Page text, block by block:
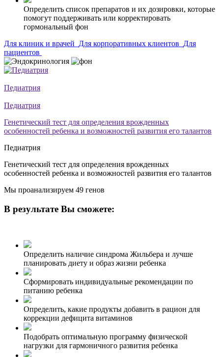
Определить список препаратов и их дозировки, которые
помогут поддерживать или корректировать
гормональный фон
Для клиник и врачей Для корпоративных клиентов Для
пациентов
Педиатрия
Педиатрия
Генетический тест для определения врожденных
особенностей ребенка и возможностей развития его талантов
Педиатрия
Генетический тест для определения врожденных
особенностей ребенка и возможностей развития его талантов
Мы проанализируем 49 генов
В результате Вы сможете:
Определить наличие синдрома Жильбера и лучше
планировать диету и образ жизни ребенка
Сформировать индивидуальные рекомендации по
питанию ребенка
Определить, какие продукты добавить в рацион для
коррекции дефицита витаминов
Подобрать оптимальную программу физической
нагрузки для гармоничного развития ребенка